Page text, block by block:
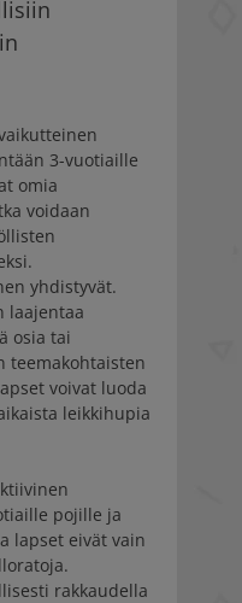
3-vuotiaille
omia
voidaan
yhdistyvät.
laajentaa
osia tai
teemakohtaisten
voivat luoda
leikkihupia
pojille ja
lapset eivät vain
rakkaudella